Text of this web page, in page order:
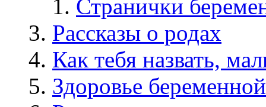
Странички
Рассказы о родах
Как тебя назвать,
Здоровье беременной